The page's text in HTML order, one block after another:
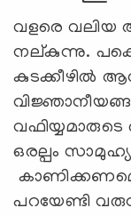
വളരെ വലിയ
നല്കുന്നു.
കുടക്കീഴില്‍
വഫിയ്യമാരുടെ
ഒരല്പം
പറയേണ്ടി